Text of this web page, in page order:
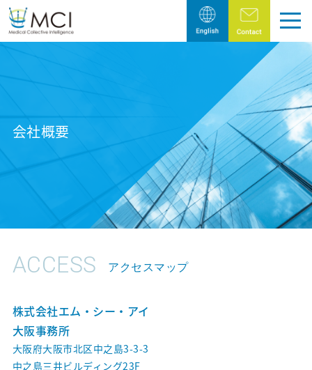
会社概要
ACCESS アクセスマップ
株式会社エム・シー・アイ
大阪事務所
大阪府大阪市北区中之島3-3-3
中之島三井ビルディング23F
製薬・医療機器業界の皆様へ
代表メッセージ
沿革
グローバルネットワーク